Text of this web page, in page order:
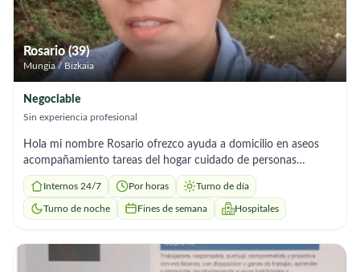
Rosario (39)
Mungia / Bizkaia
Negociable
Sin experiencia profesional
Hola mi nombre Rosario ofrezco ayuda a domicilio en aseos
acompañamiento tareas del hogar cuidado de personas
mayores soy responsable tengo experiencia y recomendaciones
me adapto a los horarios que necesites
Internos 24/7 Por horas Turno de día
Turno de noche Fines de semana Hospitales